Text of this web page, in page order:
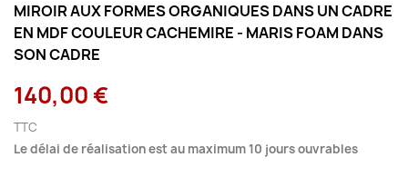
MIROIR AUX FORMES ORGANIQUES DANS UN CADRE
EN MDF COULEUR CACHEMIRE - MARIS FOAM DANS
SON CADRE
140,00 €
TTC
Le délai de réalisation est au maximum 10 jours ouvrables